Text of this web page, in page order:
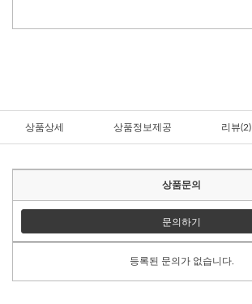
상품상세 상품정보제공 리뷰(2)
상품문의
문의하기
등록된 문의가 없습니다.